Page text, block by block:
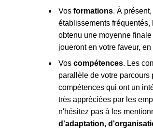
Vosformations. À
établissements
obtenu une moyenne
joueront en votre faveur,
Voscompétences. Les
parallèle de votre
compétences qui ont un
très appréciées par les
n'hésitez pas à les
d'adaptation,